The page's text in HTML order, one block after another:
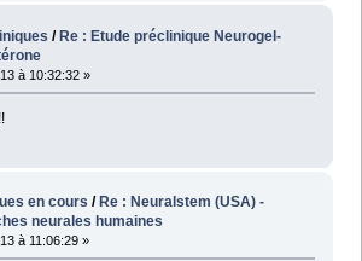
/Re : Etude préclinique Neurogel-
à 10:32:32 »
en cours / Re : Neuralstem (USA) -
neurales humaines
à 11:06:29 »